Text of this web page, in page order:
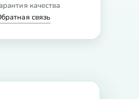
качества
связь